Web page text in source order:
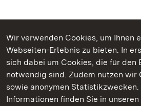
Wir verwenden Cookies, um Ihnen
Webseiten-Erlebnis zu bieten. In
sich dabei um Cookies, die für den
notwendig sind. Zudem nutzen wir
sowie anonymen Statistikzwecken.
Informationen finden Sie in unseren
Kommen. Staunen. Genießen.